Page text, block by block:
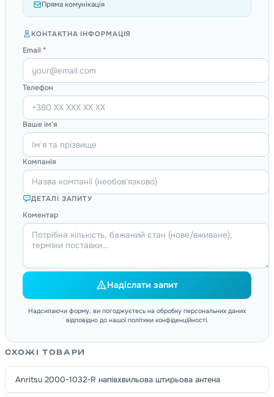
Пряма комунікація
КОНТАКТНА ІНФОРМАЦІЯ
Email *
Телефон
Ваше ім'я
Компанія
ДЕТАЛІ ЗАПИТУ
Коментар
Надіслати запит
Надсилаючи форму, ви погоджуєтесь на обробку персональних даних
відповідно до нашої політики конфіденційності.
СХОЖІ ТОВАРИ
Anritsu 2000-1032-R напівхвильова штирьова антена